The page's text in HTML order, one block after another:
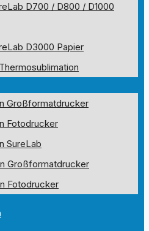
D700 / D800 / D1000
D3000 Papier
Großformatdrucker
Fotodrucker
SureLab
Großformatdrucker
Fotodrucker